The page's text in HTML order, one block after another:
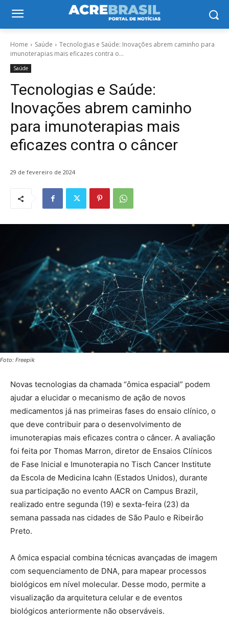
Home Saúde
Tecnologias e Saúde: Inovações abrem caminho para
imunoterapias mais eficazes contra o...
Saúde
Tecnologias e Saúde:
Inovações abrem caminho
para imunoterapias mais
eficazes contra o câncer
29 de fevereiro de 2024
Foto: Freepik
Novas tecnologias da chamada “ômica espacial” podem
ajudar a elucidar o mecanismo de ação de novos
medicamentos já nas primeiras fases do ensaio clínico, o
que deve contribuir para o desenvolvimento de
imunoterapias mais eficazes contra o câncer. A avaliação
foi feita por Thomas Marron, diretor de Ensaios Clínicos
de Fase Inicial e Imunoterapia no Tisch Cancer Institute
da Escola de Medicina Icahn (Estados Unidos), durante
sua participação no evento AACR on Campus Brazil,
realizado entre segunda (19) e sexta-feira (23) da
semana passada nas cidades de São Paulo e Ribeirão
Preto.
A ômica espacial combina técnicas avançadas de imagem
com sequenciamento de DNA, para mapear processos
biológicos em nível molecular. Desse modo, permite a
visualização da arquitetura celular e de eventos
biológicos anteriormente não observáveis.